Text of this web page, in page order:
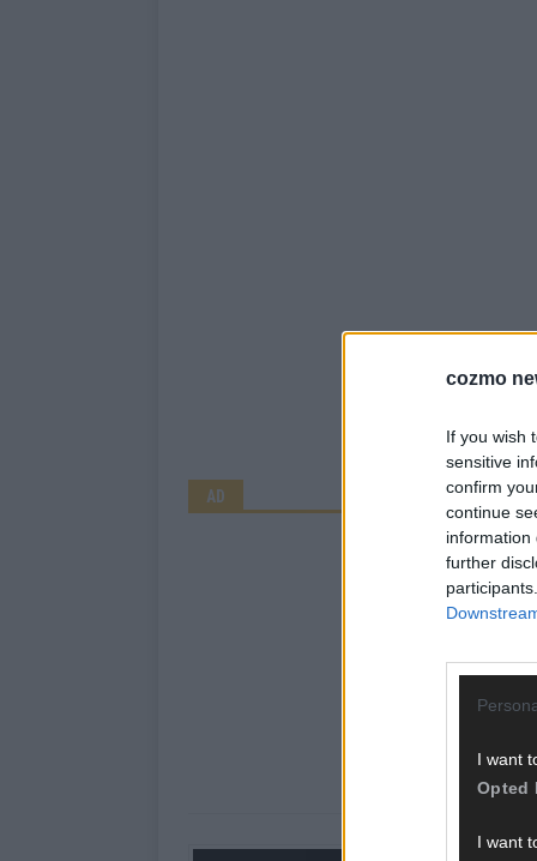
cozmo
If you wish
sensitive
confirm
continue
information
further
I want
Opted
I want
AD